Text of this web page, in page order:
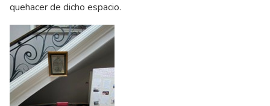
quehacer de dicho espacio.